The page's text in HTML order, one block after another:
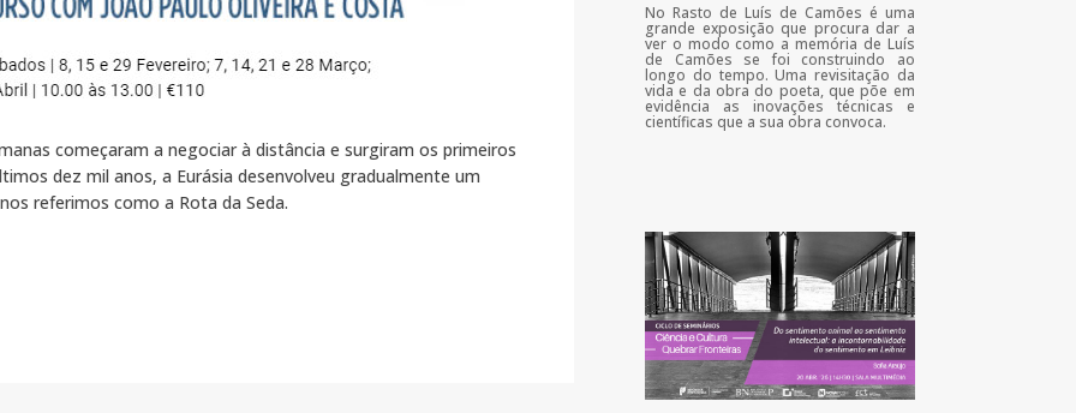
começaram a negociar à distância e surgiram os primeiros
dez mil anos, a Eurásia desenvolveu gradualmente um
referimos como a Rota da Seda.
No Rasto de Luís de Camões é uma
grande exposição que procura dar a
ver o modo como a memória de Luís
de Camões se foi construindo ao
longo do tempo. Uma revisitação da
vida e da obra do poeta, que põe em
evidência as inovações técnicas e
científicas que a sua obra convoca.